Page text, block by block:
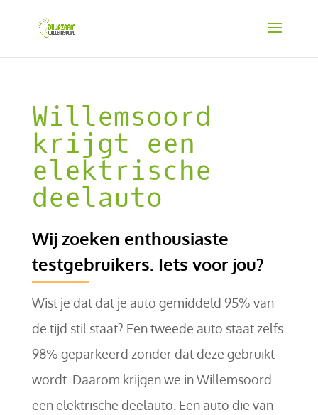
Willemsoord
krijgt een
elektrische
deelauto
Wij zoeken enthousiaste
testgebruikers. Iets voor jou?
Wist je dat dat je auto gemiddeld 95% van
de tijd stil staat? Een tweede auto staat zelfs
98% geparkeerd zonder dat deze gebruikt
wordt. Daarom krijgen we in Willemsoord
een elektrische deelauto. Een auto die van